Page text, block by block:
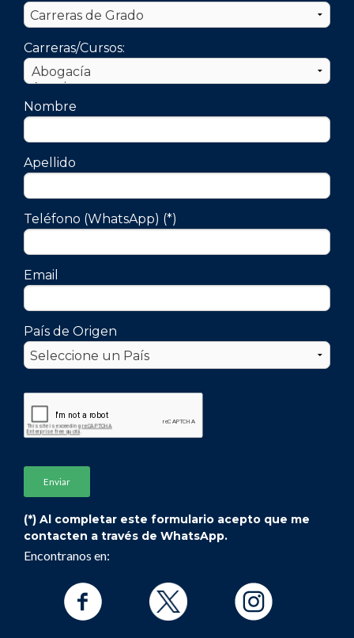
Carreras/Cursos:
Nombre
Apellido
Teléfono (WhatsApp) (*)
Email
País de Origen
(*) Al completar este formulario acepto que me
contacten a través de WhatsApp.
Encontranos en: